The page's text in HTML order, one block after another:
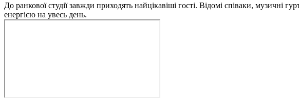
До ранкової студії завжди приходять найцікавіші гості. Відомі співаки,
енергією на увесь день.